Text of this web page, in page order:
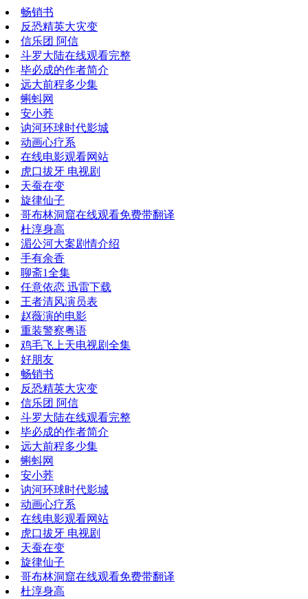
畅销书
反恐精英大灾变
信乐团 阿信
斗罗大陆在线观看完整
毕必成的作者简介
远大前程多少集
蝌蚪网
安小荞
讷河环球时代影城
动画心疗系
在线电影观看网站
虎口拔牙 电视剧
天蚕在变
旋律仙子
哥布林洞窟在线观看免费带翻译
杜淳身高
湄公河大案剧情介绍
手有余香
聊斋1全集
任意依恋 迅雷下载
王者清风演员表
赵薇演的电影
重装警察粤语
鸡毛飞上天电视剧全集
好朋友
畅销书
反恐精英大灾变
信乐团 阿信
斗罗大陆在线观看完整
毕必成的作者简介
远大前程多少集
蝌蚪网
安小荞
讷河环球时代影城
动画心疗系
在线电影观看网站
虎口拔牙 电视剧
天蚕在变
旋律仙子
哥布林洞窟在线观看免费带翻译
杜淳身高